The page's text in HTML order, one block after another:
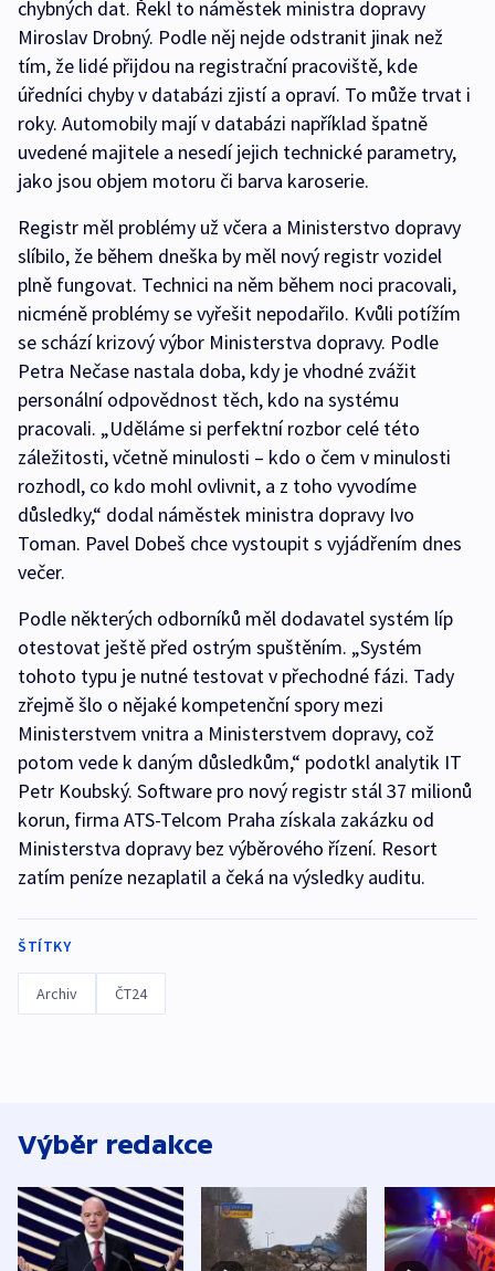
chybných dat. Řekl to náměstek ministra dopravy
Miroslav Drobný. Podle něj nejde odstranit jinak než
tím, že lidé přijdou na registrační pracoviště, kde
úředníci chyby v databázi zjistí a opraví. To může trvat i
roky. Automobily mají v databázi například špatně
uvedené majitele a nesedí jejich technické parametry,
jako jsou objem motoru či barva karoserie.
Registr měl problémy už včera a Ministerstvo dopravy
slíbilo, že během dneška by měl nový registr vozidel
plně fungovat. Technici na něm během noci pracovali,
nicméně problémy se vyřešit nepodařilo. Kvůli potížím
se schází krizový výbor Ministerstva dopravy. Podle
Petra Nečase nastala doba, kdy je vhodné zvážit
personální odpovědnost těch, kdo na systému
pracovali. „Uděláme si perfektní rozbor celé této
záležitosti, včetně minulosti – kdo o čem v minulosti
rozhodl, co kdo mohl ovlivnit, a z toho vyvodíme
důsledky,“ dodal náměstek ministra dopravy Ivo
Toman. Pavel Dobeš chce vystoupit s vyjádřením dnes
večer.
Podle některých odborníků měl dodavatel systém líp
otestovat ještě před ostrým spuštěním. „Systém
tohoto typu je nutné testovat v přechodné fázi. Tady
zřejmě šlo o nějaké kompetenční spory mezi
Ministerstvem vnitra a Ministerstvem dopravy, což
potom vede k daným důsledkům,“ podotkl analytik IT
Petr Koubský. Software pro nový registr stál 37 milionů
korun, firma ATS-Telcom Praha získala zakázku od
Ministerstva dopravy bez výběrového řízení. Resort
zatím peníze nezaplatil a čeká na výsledky auditu.
ŠTÍTKY
Archiv ČT24
Výběr redakce